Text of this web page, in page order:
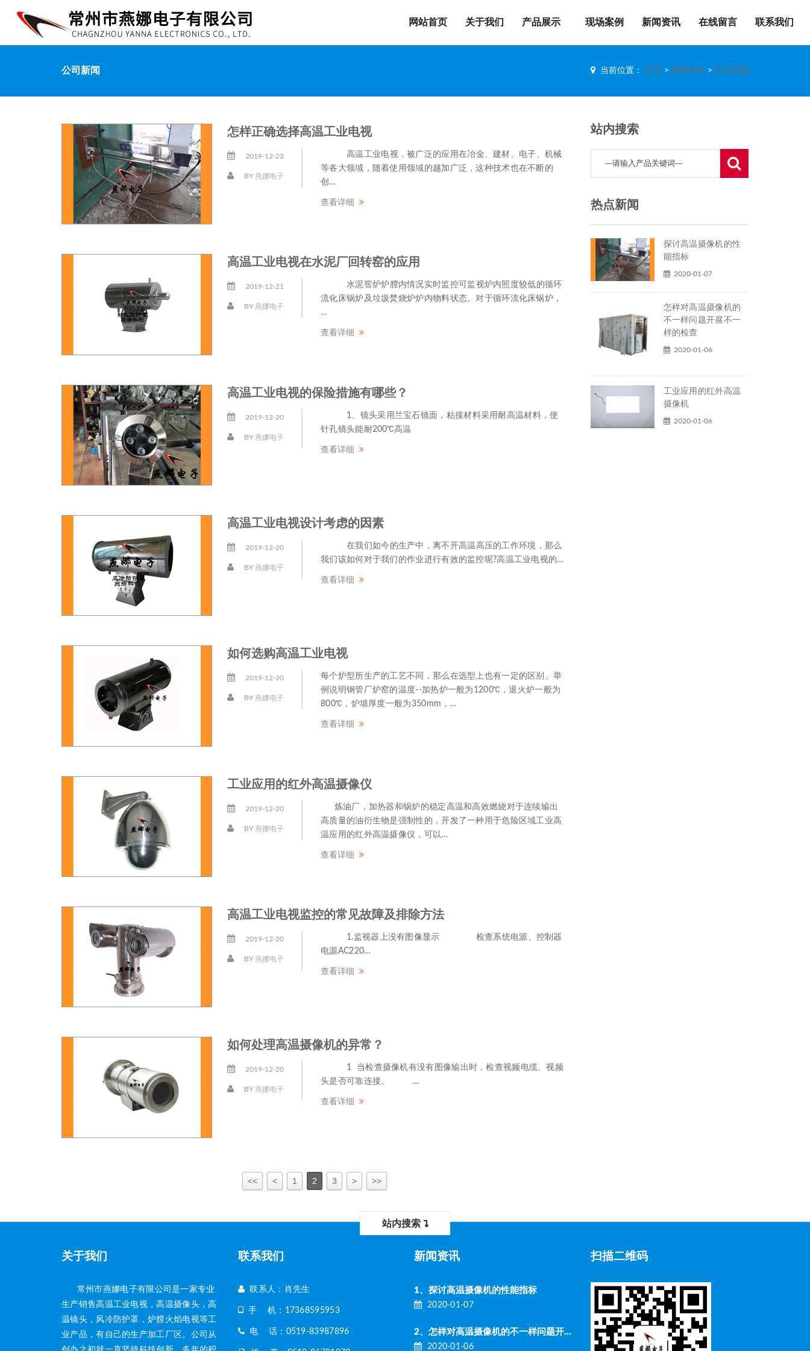
网站首页 关于我们 产品展示 现场案例 新闻资讯 在线留言 联系我们
公司新闻 当前位置： 首页 > 新闻资讯 > 公司新闻
怎样正确选择高温工业电视
2019-12-23
BY 燕娜电子
高温工业电视，被广泛的应用在冶金、建材、电子、机械
等各大领域，随着使用领域的越加广泛，这种技术也在不断的
创…
查看详细
高温工业电视在水泥厂回转窑的应用
2019-12-21
BY 燕娜电子
水泥窖炉炉膛内情况实时监控可监视炉内照度较低的循环
流化床锅炉及垃圾焚烧炉炉内物料状态。对于循环流化床锅炉，
…
查看详细
高温工业电视的保险措施有哪些？
2019-12-20
BY 燕娜电子
1、镜头采用兰宝石镜面，粘接材料采用耐高温材料，使
针孔镜头能耐200℃高温
查看详细
高温工业电视设计考虑的因素
2019-12-20
BY 燕娜电子
在我们如今的生产中，离不开高温高压的工作环境，那么
我们该如何对于我们的作业进行有效的监控呢?高温工业电视的…
查看详细
如何选购高温工业电视
2019-12-20
BY 燕娜电子
每个炉型所生产的工艺不同，那么在选型上也有一定的区别。举
例说明钢管厂炉窑的温度--加热炉一般为1200℃，退火炉一般为
800℃，炉墙厚度一般为350mm，…
查看详细
工业应用的红外高温摄像仪
2019-12-20
BY 燕娜电子
炼油厂，加热器和锅炉的稳定高温和高效燃烧对于连续输出
高质量的油衍生物是强制性的，开发了一种用于危险区域工业高
温应用的红外高温摄像仪，可以…
查看详细
高温工业电视监控的常见故障及排除方法
2019-12-20
BY 燕娜电子
1.监视器上没有图像显示 检查系统电源、控制器
电源AC220…
查看详细
如何处理高温摄像机的异常？
2019-12-20
BY 燕娜电子
1 当检查摄像机有没有图像输出时，检查视频电缆、视频
头是否可靠连接。 …
查看详细
<< < 1 2 3 > >>
站内搜索
热点新闻
探讨高温摄像机的性
能指标
2020-01-07
怎样对高温摄像机的
不一样问题开展不一
样的检查
2020-01-06
工业应用的红外高温
摄像机
2020-01-06
站内搜索
关于我们
常州市燕娜电子有限公司是一家专业
生产销售高温工业电视，高温摄像头，高
温镜头，风冷防护罩，炉膛火焰电视等工
业产品，有自己的生产加工厂区。公司从
联系我们
联系人：肖先生
手 机：17368595953
电 话：0519-83987896
新闻资讯
1、探讨高温摄像机的性能指标
2020-01-07
2、怎样对高温摄像机的不一样问题开展不一样的检查
2020-01-06
扫描二维码